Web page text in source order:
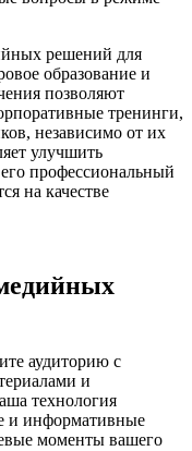
решений для
образование и
позволяют
тренинги,
независимо от их
улучшить
профессиональный
на качестве
аудиторию с
и
технология
и информативные
моменты вашего